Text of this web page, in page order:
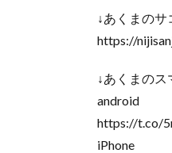
↓あくまのサ
https://
↓あくまのス
android
https://t.co/
iPhone